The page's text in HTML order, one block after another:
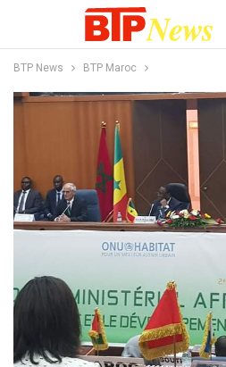
BTP News BTP Maroc